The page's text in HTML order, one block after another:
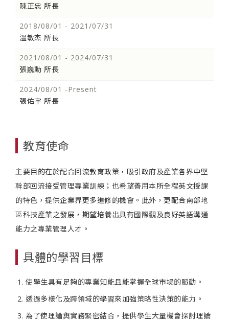
陳正忠 所長
2018/08/01 - 2021/07/31
溫敏杰 所長
2021/08/01 - 2024/07/31
張巍勳 所長
2024/08/01 -Present
張佑宇 所長
教育使命
主要目的在於配合回流教育政策，吸引政府及產業各界中堅
幹部回流接受管理專業訓練；也希望善用本所全程英文授課
的特色，提供企業界更多進修的機會。此外，更配合南部地
區科技產業之發展，期望培養出具有國際觀及良好英語溝通
能力之專業管理人才。
具體的學習目標
使學生具有足夠的專業知能且能掌握全球市場的脈動。
透過多樣化及跨領域的學習來加強策略性決策的能力。
為了使理論與實務緊密結合，提供學生大量機會探討理論